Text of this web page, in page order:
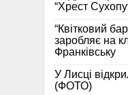
“Хрест
“Квітковий
заробляє на
Франківську
У Лисці
(ФОТО)